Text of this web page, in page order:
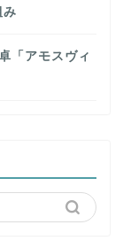
み
「アモスヴィ